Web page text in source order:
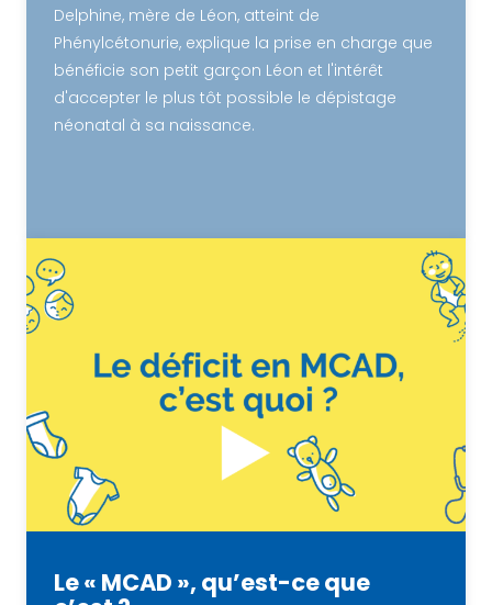
Delphine, mère de Léon, atteint de
Phénylcétonurie, explique la prise en charge que
bénéficie son petit garçon Léon et l'intérêt
d'accepter le plus tôt possible le dépistage
néonatal à sa naissance.
Le « MCAD », qu’est-ce que